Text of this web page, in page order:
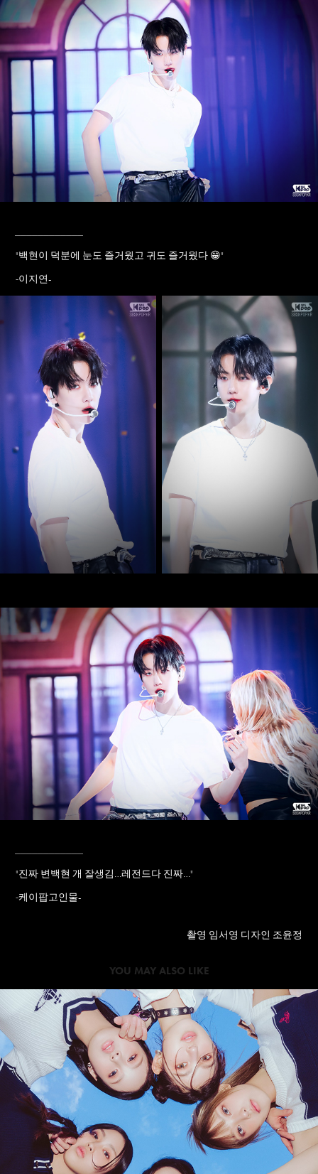
"백현이 덕분에 눈도 즐거웠고 귀도 즐거웠다 😁"
-이지연-
"진짜 변백현 개 잘생김…레전드다 진짜…"
-케이팝고인물-
촬영 임서영 디자인 조윤정
YOU MAY ALSO LIKE
2023
스브스케이팝 연말결산 #2